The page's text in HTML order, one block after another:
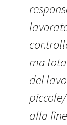
ma
del
alla